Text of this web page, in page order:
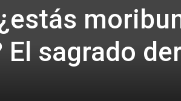
El sagrado